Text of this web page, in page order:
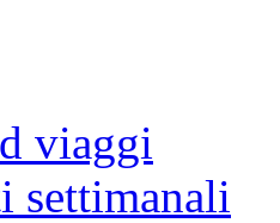
viaggi
settimanali